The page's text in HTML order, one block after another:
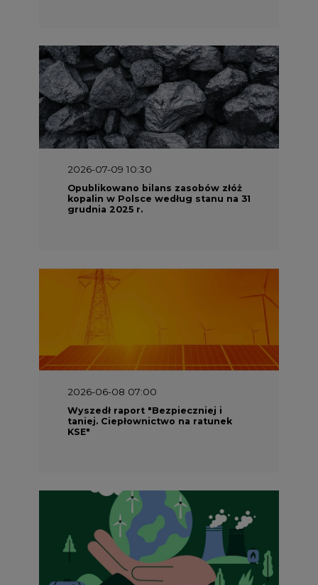
2026-07-09 10:30
Opublikowano bilans zasobów złóż
kopalin w Polsce według stanu na 31
grudnia 2025 r.
2026-06-08 07:00
Wyszedł raport "Bezpieczniej i
taniej. Ciepłownictwo na ratunek
KSE"